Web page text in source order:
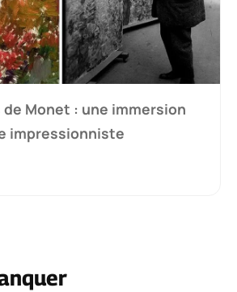
Monet : une immersion
impressionniste